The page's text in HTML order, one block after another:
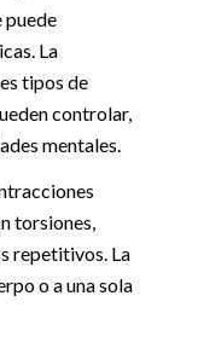
puede
La
tipos de
controlar,
mentales.
torsiones,
repetitivos. La
o a una sola